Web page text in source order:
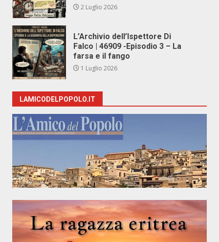
2 Luglio 2026
L’Archivio dell’Ispettore Di
Falco | 46909 -Episodio 3 – La
farsa e il fango
1 Luglio 2026
LAMICODELPOPOLO.IT